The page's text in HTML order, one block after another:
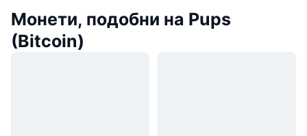
Монети, подобни на Pups
(Bitcoin)